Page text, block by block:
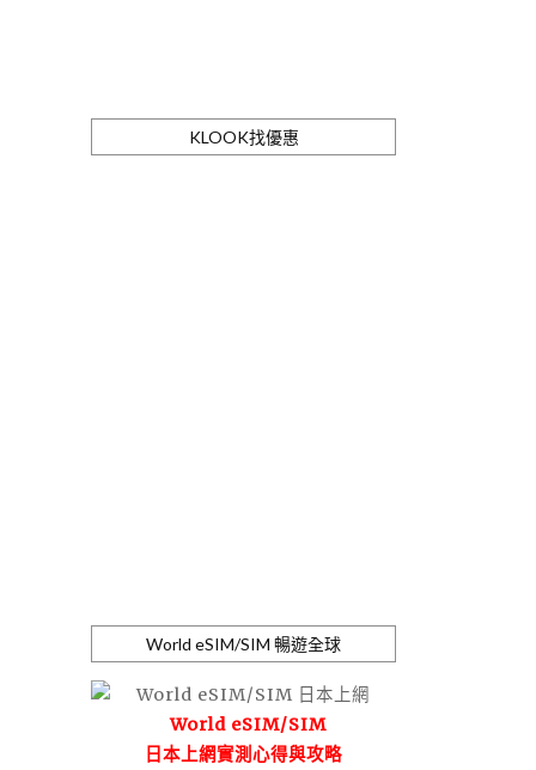
KLOOK找優惠
World eSIM/SIM 暢遊全球
World eSIM/SIM
日本上網實測心得與攻略